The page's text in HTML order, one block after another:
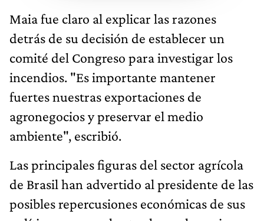
Maia fue claro al explicar las razones
detrás de su decisión de establecer un
comité del Congreso para investigar los
incendios. "Es importante mantener
fuertes nuestras exportaciones de
agronegocios y preservar el medio
ambiente", escribió.
Las principales figuras del sector agrícola
de Brasil han advertido al presidente de las
posibles repercusiones económicas de sus